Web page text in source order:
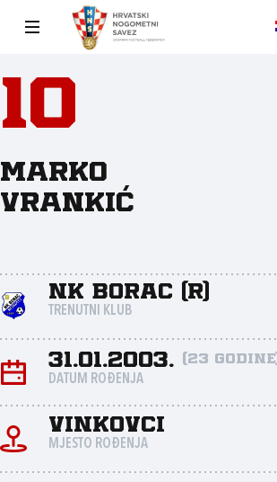
10
Marko
Vrankić
NK Borac (R)
TRENUTNI KLUB
31.01.2003. (23 godine)
DATUM ROĐENJA
Vinkovci
MJESTO ROĐENJA